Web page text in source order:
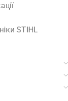
STIHL